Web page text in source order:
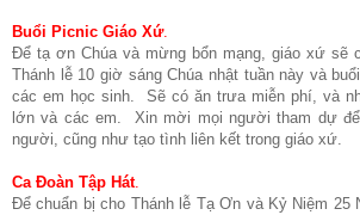
Buổi Picnic Giáo Xứ.
Để tạ ơn Chúa và mừng bổn mạng, giáo xứ sẽ
Thánh lễ 10 giờ sáng Chúa nhật tuần này và
các em học sinh. Sẽ có ăn trưa miễn phí, và
lớn và các em. Xin mời mọi người tham dự
người, cũng như tạo tình liên kết trong giáo xứ.
Ca Đoàn Tập Hát.
Để chuẩn bị cho Thánh lễ Tạ Ơn và Kỷ Niệm 25